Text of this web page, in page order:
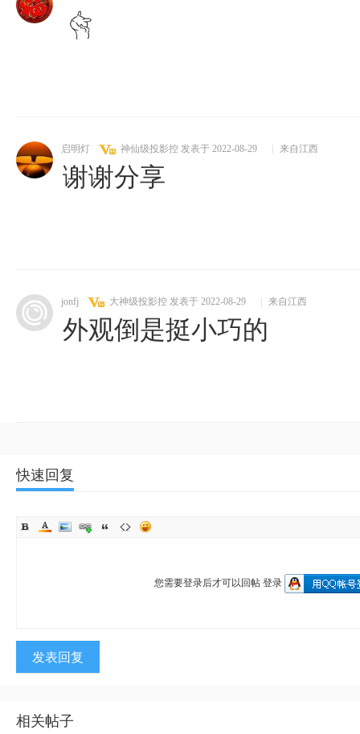
启明灯 神仙级投影控 发表于 2022-08-29 来自江西
谢谢分享
jonfj 大神级投影控 发表于 2022-08-29 来自江西
外观倒是挺小巧的
快速回复
您需要登录后才可以回帖 登录
发表回复
相关帖子